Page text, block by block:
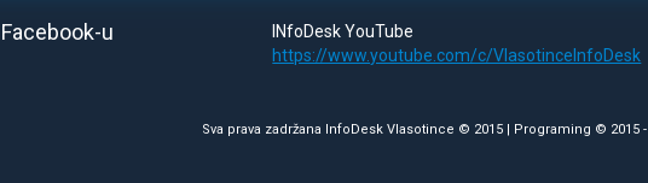
u
INfoDesk YouTube
https://www.youtube.com/c/VlasotinceInfoDesk
Sva prava zadržana InfoDesk Vlasotince © 2015 | Programing © 2015 -